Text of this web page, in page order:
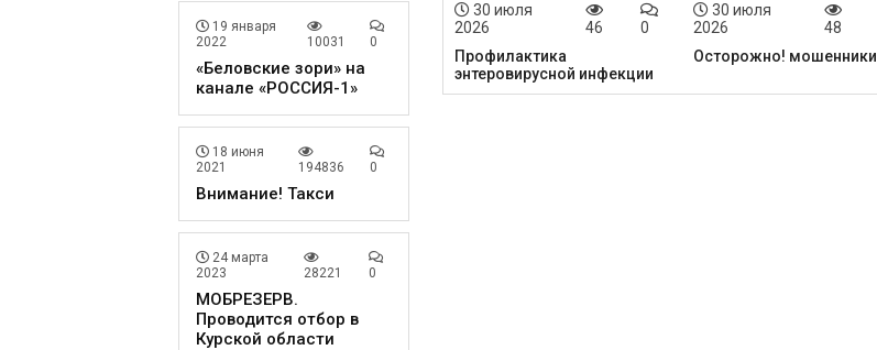
19 января
2022
10031 0
«Беловские зори» на
канале «РОССИЯ-1»
18 июня
2021
194836 0
Внимание! Такси
24 марта
2023
28221 0
МОБРЕЗЕРВ.
Проводится отбор в
Курской области
30 июля
2026
46
0
Профилактика
энтеровирусной инфекции
30 июля
2026
48
Осторожно! мошенники